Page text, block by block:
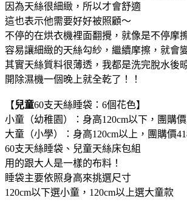
因為天絲很細緻，所以才會舒適
這也表示他需要好好被照顧～
不停的在烘衣機裡面翻攪，就像是不停摩
容易讓細緻的天絲勾紗，繼續摩擦，就會
其實天絲質料很薄透，我都是洗完脫水後
開除濕機一個晚上就全乾了！！
【兒童60支天絲睡袋：6個花色】
小童（幼稚園）：身高120cm以下，團購價
大童（小學）：身高120cm以上，團購價
60支天絲睡袋、兒童天絲床包組
用的跟大人是一樣的布料！
睡袋主要依照身高來挑選尺寸
120cm以下選小童，120cm以上選大童款